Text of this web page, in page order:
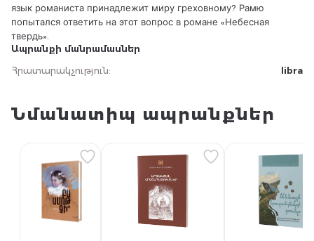
язык романиста принадлежит миру греховному? Рамю
попытался ответить на этот вопрос в романе «Небесная
твердь».
Ապրանքի մանրամասներ
Հրատարակչություն: libra
Նմանատիպ ապրանքներ